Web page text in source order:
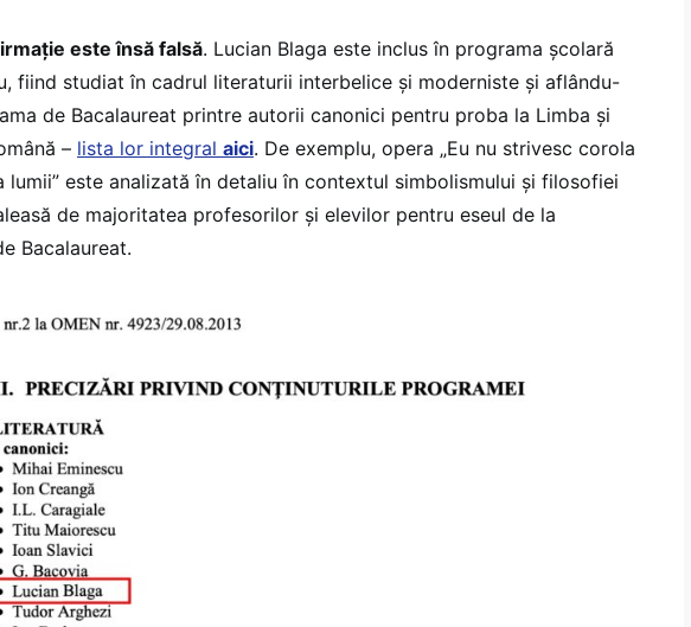
este însă falsă. Lucian Blaga este inclus în programa școlară
fiind studiat în cadrul literaturii interbelice și moderniste și aflându-
de Bacalaureat printre autorii canonici pentru proba la Limba și
– lista lor integral aici. De exemplu, opera „Eu nu strivesc corola
lumii” este analizată în detaliu în contextul simbolismului și filosofiei
de majoritatea profesorilor și elevilor pentru eseul de la
Bacalaureat.